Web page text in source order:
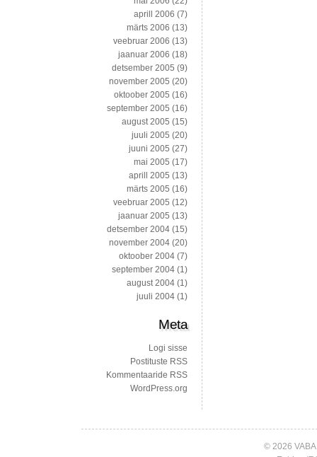
aprill 2006 (7)
märts 2006 (13)
veebruar 2006 (13)
jaanuar 2006 (18)
detsember 2005 (9)
november 2005 (20)
oktoober 2005 (16)
september 2005 (16)
august 2005 (15)
juuli 2005 (20)
juuni 2005 (27)
mai 2005 (17)
aprill 2005 (13)
märts 2005 (16)
veebruar 2005 (12)
jaanuar 2005 (13)
detsember 2004 (15)
november 2004 (20)
oktoober 2004 (7)
september 2004 (1)
august 2004 (1)
juuli 2004 (1)
Meta
Logi sisse
Postituste RSS
Kommentaaride RSS
WordPress.org
© 2026